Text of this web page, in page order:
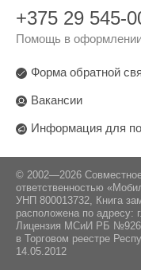
+375 29 545-
Помощь в
Форма обратной
Вакансии
Информация для
© 2002—2026
ответственностью
УНП 800013732, Книга
расположена по адресу:
Лицензия МСиИ РБ №926
в Торговом реестре
14.05.2012